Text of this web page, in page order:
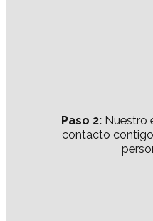
Paso 2: Nuestro
contacto